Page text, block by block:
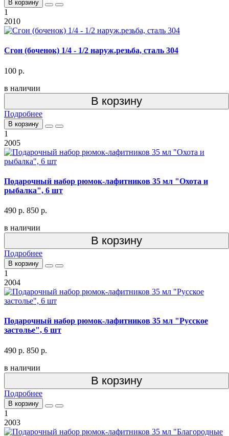
В корзину
1
2010
Сгон (боченок) 1/4 - 1/2 наруж.резьба, сталь 304
100 р.
в наличии
В корзину
Подробнее
В корзину
1
2005
Подарочный набор рюмок-лафитников 35 мл "Охота и
рыбалка", 6 шт
490 р. 850 р.
в наличии
В корзину
Подробнее
В корзину
1
2004
Подарочный набор рюмок-лафитников 35 мл "Русское
застолье", 6 шт
490 р. 850 р.
в наличии
В корзину
Подробнее
В корзину
1
2003